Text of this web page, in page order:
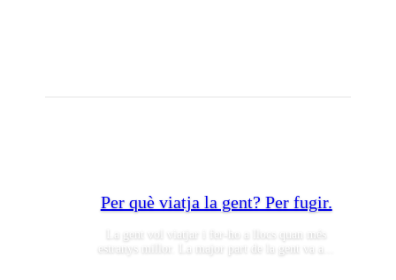
Per què viatja la gent? Per fugir.
La gent vol viatjar i fer-ho a llocs quan més
estranys millor. La major part de la gent va a...